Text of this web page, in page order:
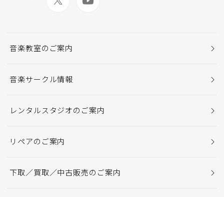
音楽教室のご案内
音楽サークル情報
レンタルスタジオのご案内
リペアのご案内
下取／買取／中古販売のご案内